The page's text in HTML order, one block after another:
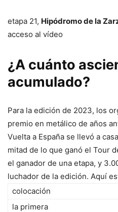
etapa 21, Hipódromo de la
acceso al vídeo
¿A cuánto
acumulado?
Para la edición de 2023, los
premio en metálico de años
Vuelta a España se llevó a
mitad de lo que ganó el Tour
el ganador de una etapa, y
luchador de la edición. Aquí
colocación
la primera